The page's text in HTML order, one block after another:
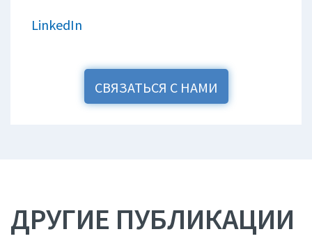
LinkedIn
СВЯЗАТЬСЯ С НАМИ
ДРУГИЕ ПУБЛИКАЦИИ